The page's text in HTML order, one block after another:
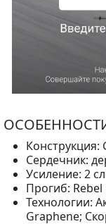
Конструкция:
Сердечник:
Усиление: 2
Прогиб: Rebel
Технологии:
Graphene;